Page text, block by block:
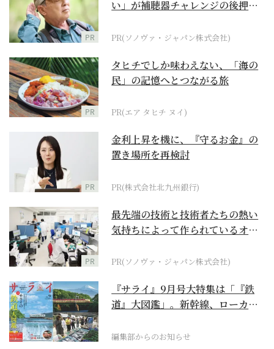
PR
い」が補聴器チャレンジの後押し
PR(ソノヴァ・ジャパン株式会社)
PR
タヒチでしか味わえない、「海の
民」の記憶へとつながる旅
PR(エア タヒチ ヌイ)
PR
金利上昇を機に、『守るお金』の
置き場所を再検討
PR(株式会社北九州銀行)
PR
最先端の技術と技術者たちの熱い
気持ちによって作られているオー
PR(ソノヴァ・ジャパン株式会社)
『サライ』9月号大特集は「『鉄
道』大図鑑」。新幹線、ローカル
編集部からのお知らせ